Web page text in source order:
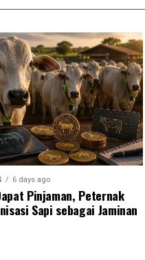
6 days ago
Pinjaman, Peternak
Sapi sebagai Jaminan